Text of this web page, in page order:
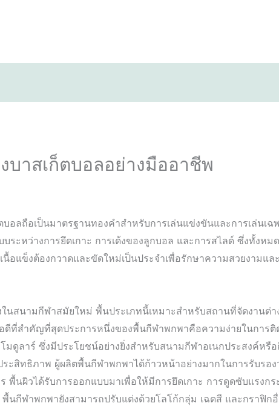
าสเก็ตบอลอย่างมืออาชีพ
อลถือเป็นมาตรฐานทองคำสำหรับการเล่นแข่งขันและการเล่นเฉ
ะหว่างการยึดเกาะ การเด้งของลูกบอล และการสไลด์ ซึ่งทั้งห
อแข็งต้องกวาดและขัดใหม่เป็นประจำเพื่อรักษาความสวยงามแ
สนามกีฬาสมัยใหม่ พื้นประเภทนี้เหมาะสำหรับสถานที่จัดงานต่า
ดีที่สำคัญที่สุดประการหนึ่งของพื้นกีฬาพกพาคือความง่ายในการ
มดูลาร์ ซึ่งมีประโยชน์อย่างยิ่งสำหรับสนามกีฬาอเนกประสงค์หรื
ะสิทธิภาพ ผู้ผลิตพื้นกีฬาพกพาได้ก้าวหน้าอย่างมากในการรับรอ
นผิวได้รับการออกแบบมาเพื่อให้มีการยึดเกาะ การดูดซับแรงกร
นกีฬาพกพายังสามารถปรับแต่งด้วยโลโก้กลุ่ม เฉดสี และกราฟิก